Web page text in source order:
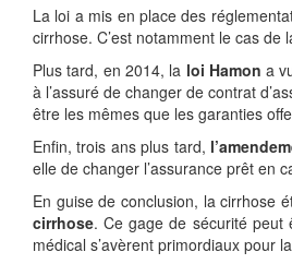
La loi a mis en place des
cirrhose. C’est notamment le cas
Plus tard, en 2014, la loi Hamon a
à l’assuré de changer de contrat
être les mêmes que les garanties
Enfin, trois ans plus tard,
elle de changer l’assurance prêt en
En guise de conclusion, la cirrhose
cirrhose. Ce gage de sécurité peut
médical s’avèrent primordiaux pour